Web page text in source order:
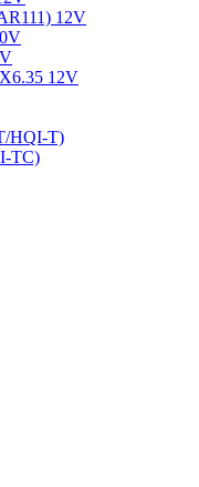
12V
12V
HQI-T)
TC)